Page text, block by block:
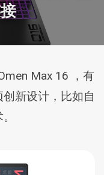
Max 16 ，有
新设计，比如自